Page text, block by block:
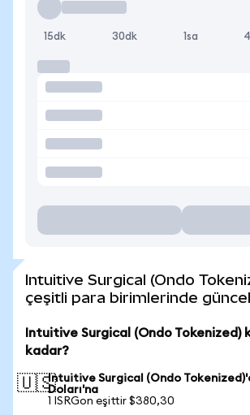
15dk 30dk 1sa
Intuitive Surgical (Ondo
çeşitli para birimlerinde
Intuitive Surgical (Ondo Tokenized)
kadar?
🇺🇸Intuitive Surgical (Ondo
Doları'na
1 ISRGon eşittir $380,30